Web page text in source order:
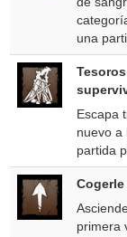
una
Escapa
nuevo a
partida
primera